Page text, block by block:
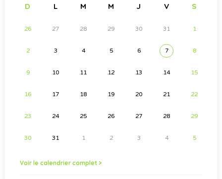
D L M M J V S
26 27 28 29 30 31 1
2 3 4 5 6 7 8
9 10 11 12 13 14 15
16 17 18 19 20 21 22
23 24 25 26 27 28 29
30 31 1 2 3 4 5
Voir le calendrier complet >